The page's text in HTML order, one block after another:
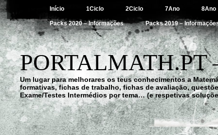
Início 1Ciclo 2Ciclo 7Ano 8Ano
Packs 2020 – Informações Packs 2019 –
Um lugar para melhorares os teus conhecimentos a
formativas, fichas de trabalho, fichas de avaliação,
Exame/Testes Intermédios por tema… (e respetivas